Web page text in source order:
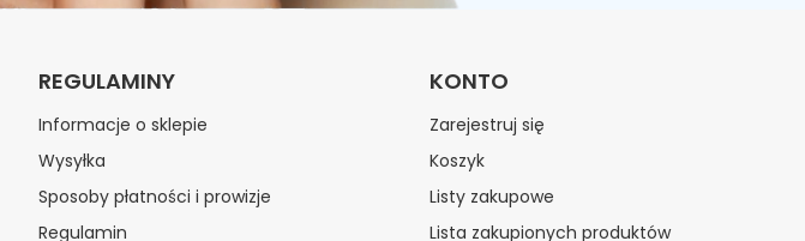
REGULAMINY
Informacje o sklepie
Wysyłka
Sposoby płatności i prowizje
Regulamin
KONTO
Zarejestruj się
Koszyk
Listy zakupowe
Lista zakupionych produktów